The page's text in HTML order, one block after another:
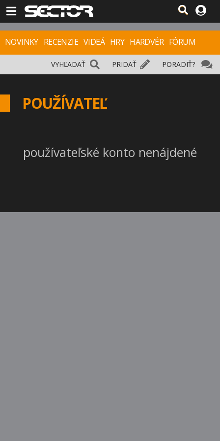
NOVINKY RECENZIE VIDEÁ HRY HARDVÉR FÓRUM
PORADIŤ?
PRIDAŤ
VYHĽADAŤ
POUŽÍVATEĽ
používateľské konto nenájdené